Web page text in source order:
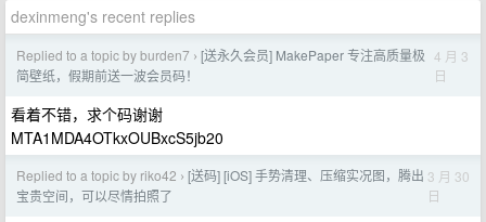
dexinmeng's recent replies
Replied to a topic by burden7 › [送永久会员] MakePaper 专注高质量极
简壁纸，假期前送一波会员码！
4 月 3
日
看着不错，求个码谢谢
MTA1MDA4OTkxOUBxcS5jb20
Replied to a topic by riko42 › [送码] [iOS] 手势清理、压缩实况图，腾出
宝贵空间，可以尽情拍照了
3 月 30
日